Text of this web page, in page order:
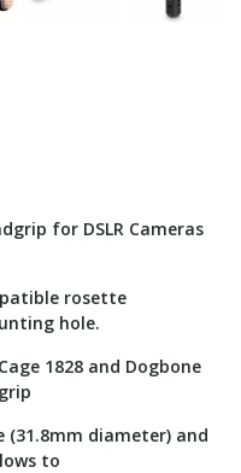
for DSLR Cameras
rosette
hole.
1828 and Dogbone
diameter) and
to